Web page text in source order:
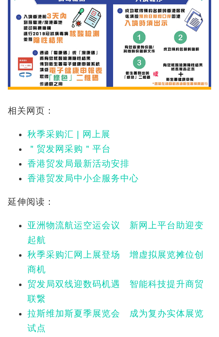
相关网页：
秋季采购汇 | 网上展
＂贸发网采购＂平台
香港贸发局最新活动安排
香港贸发局中小企服务中心
延伸阅读：
亚洲物流航运空运会议 新网上平台助迎变
起航
秋季采购汇网上展登场 增虚拟展览摊位创
商机
贸发局双线迎数码机遇 智能科技提升商贸
联繋
拉斯维加斯夏季展览会 成为复办实体展览
试点